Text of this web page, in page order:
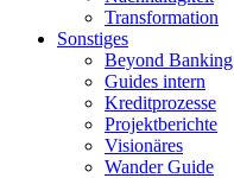
Transformation
Sonstiges
Beyond Banking
Guides intern
Kreditprozesse
Projektberichte
Visionäres
Wander Guide